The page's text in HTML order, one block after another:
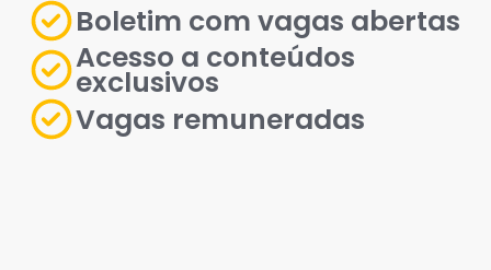
Boletim com vagas abertas
Acesso a conteúdos
exclusivos
Vagas remuneradas